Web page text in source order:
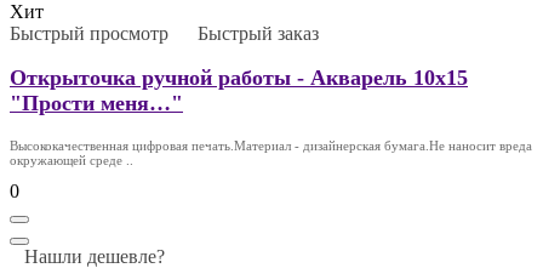
Хит
Быстрый просмотр
Быстрый заказ
Открыточка ручной работы - Акварель 10х15
"Прости меня…"
Высококачественная цифровая печать.Материал - дизайнерская бумага.Не наносит вреда
окружающей среде ..
0
Нашли дешевле?